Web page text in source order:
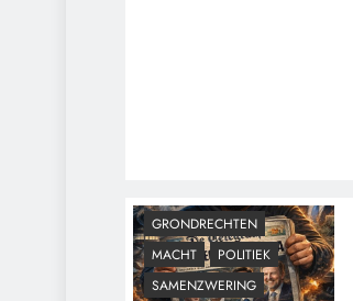
GRONDRECHTEN
MACHT
POLITIEK
SAMENZWERING